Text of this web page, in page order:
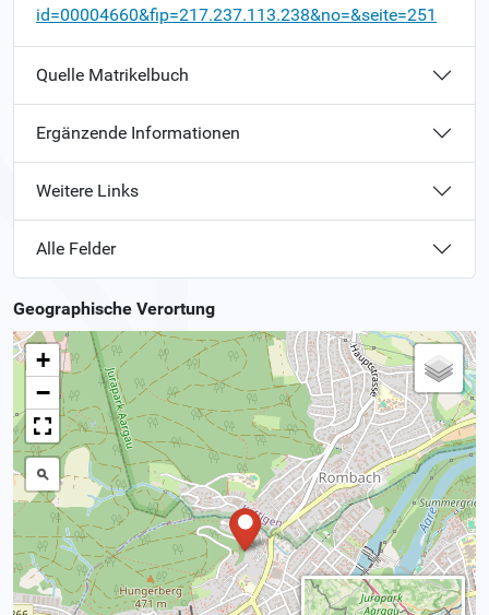
id=00004660&fip=217.237.113.238&no=&seite=251
Quelle Matrikelbuch
Ergänzende Informationen
Weitere Links
Alle Felder
Geographische Verortung
+
−